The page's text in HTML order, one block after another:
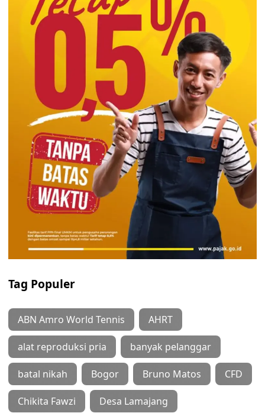
Tag Populer
ABN Amro World Tennis AHRT
alat reproduksi pria banyak pelanggar
batal nikah Bogor Bruno Matos CFD
Chikita Fawzi Desa Lamajang